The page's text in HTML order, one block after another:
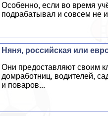
Особенно, если во время
подpaбатывал и совсем не
Няня, российская или
Они предоставляют своим
домработниц, водителей,
и поваров...